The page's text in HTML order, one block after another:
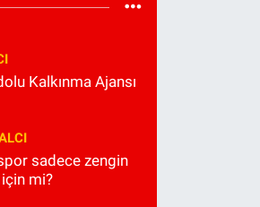
Kalkınma Ajansı
sadece zengin
mi?